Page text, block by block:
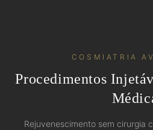
COSMIATRIA
Procedimentos
Rejuvenescimento sem cirurgia